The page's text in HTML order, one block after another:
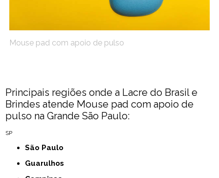
Mouse pad com apoio de pulso
Principais regiões onde a Lacre do Brasil e
Brindes atende Mouse pad com apoio de
pulso na Grande São Paulo:
SP
São Paulo
Guarulhos